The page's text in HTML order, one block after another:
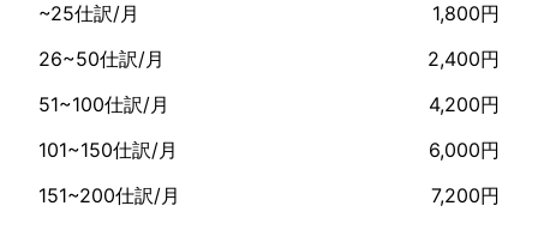
~25仕訳/月
1,800円
26~50仕訳/月
2,400円
51~100仕訳/月
4,200円
101~150仕訳/月
6,000円
151~200仕訳/月
7,200円